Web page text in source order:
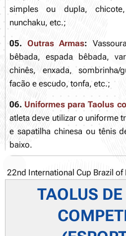
simples ou dupla,
nunchaku, etc.;
05. Outras Armas:
bêbada, espada bêbada,
chinês, enxada, sombrinha/
facão e escudo, tonfa, etc.;
06. Uniformes para Taolus
atleta deve utilizar o uniforme
e sapatilha chinesa ou tênis
baixo.
22nd International Cup Brazil of
TAOLUS